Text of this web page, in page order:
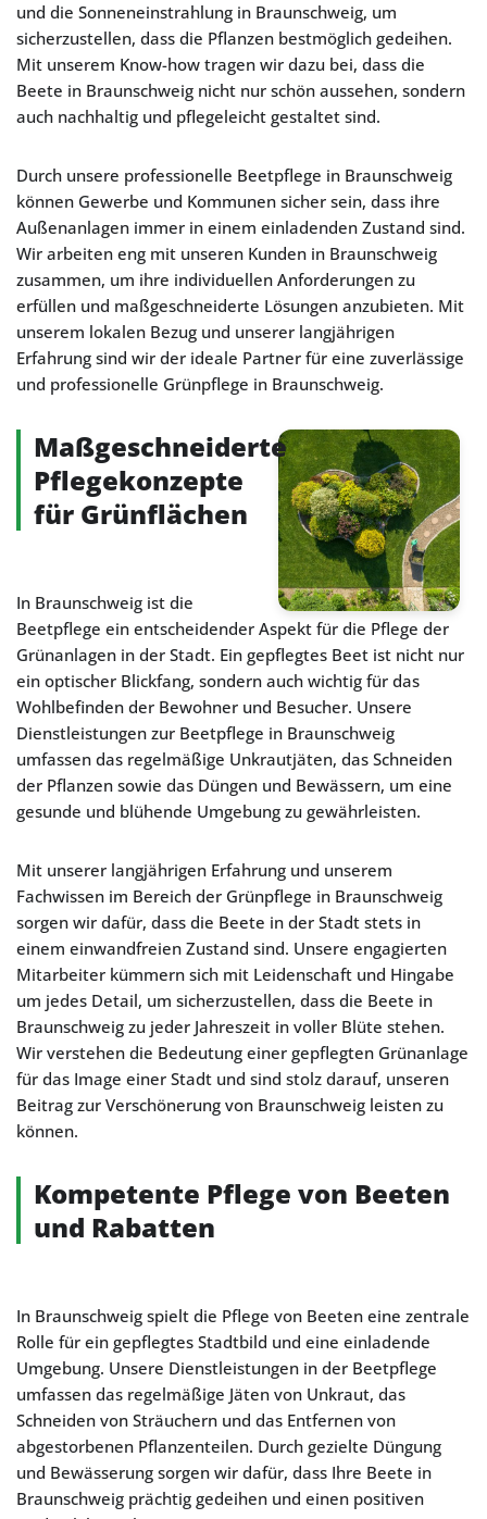
und die Sonneneinstrahlung in Braunschweig, um
sicherzustellen, dass die Pflanzen bestmöglich gedeihen.
Mit unserem Know-how tragen wir dazu bei, dass die
Beete in Braunschweig nicht nur schön aussehen, sondern
auch nachhaltig und pflegeleicht gestaltet sind.
Durch unsere professionelle Beetpflege in Braunschweig
können Gewerbe und Kommunen sicher sein, dass ihre
Außenanlagen immer in einem einladenden Zustand sind.
Wir arbeiten eng mit unseren Kunden in Braunschweig
zusammen, um ihre individuellen Anforderungen zu
erfüllen und maßgeschneiderte Lösungen anzubieten. Mit
unserem lokalen Bezug und unserer langjährigen
Erfahrung sind wir der ideale Partner für eine zuverlässige
und professionelle Grünpflege in Braunschweig.
Maßgeschneiderte
Pflegekonzepte
für Grünflächen
In Braunschweig ist die
Beetpflege ein entscheidender Aspekt für die Pflege der
Grünanlagen in der Stadt. Ein gepflegtes Beet ist nicht nur
ein optischer Blickfang, sondern auch wichtig für das
Wohlbefinden der Bewohner und Besucher. Unsere
Dienstleistungen zur Beetpflege in Braunschweig
umfassen das regelmäßige Unkrautjäten, das Schneiden
der Pflanzen sowie das Düngen und Bewässern, um eine
gesunde und blühende Umgebung zu gewährleisten.
Mit unserer langjährigen Erfahrung und unserem
Fachwissen im Bereich der Grünpflege in Braunschweig
sorgen wir dafür, dass die Beete in der Stadt stets in
einem einwandfreien Zustand sind. Unsere engagierten
Mitarbeiter kümmern sich mit Leidenschaft und Hingabe
um jedes Detail, um sicherzustellen, dass die Beete in
Braunschweig zu jeder Jahreszeit in voller Blüte stehen.
Wir verstehen die Bedeutung einer gepflegten Grünanlage
für das Image einer Stadt und sind stolz darauf, unseren
Beitrag zur Verschönerung von Braunschweig leisten zu
können.
Kompetente Pflege von Beeten
und Rabatten
In Braunschweig spielt die Pflege von Beeten eine zentrale
Rolle für ein gepflegtes Stadtbild und eine einladende
Umgebung. Unsere Dienstleistungen in der Beetpflege
umfassen das regelmäßige Jäten von Unkraut, das
Schneiden von Sträuchern und das Entfernen von
abgestorbenen Pflanzenteilen. Durch gezielte Düngung
und Bewässerung sorgen wir dafür, dass Ihre Beete in
Braunschweig prächtig gedeihen und einen positiven